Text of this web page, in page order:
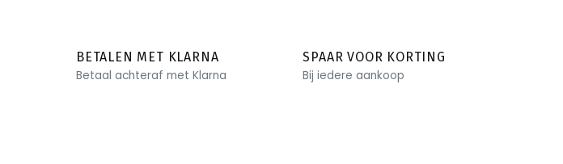
BETALEN MET KLARNA
Betaal achteraf met Klarna
SPAAR VOOR KORTING
Bij iedere aankoop